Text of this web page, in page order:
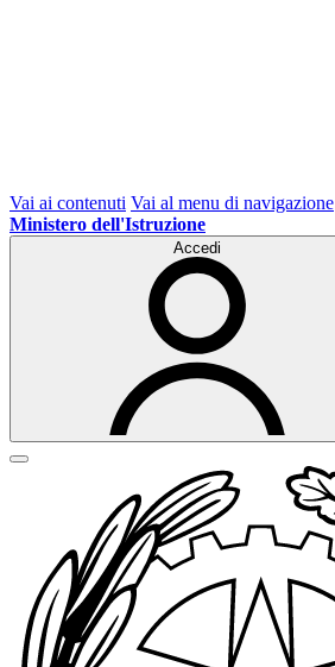
Vai ai contenuti Vai al menu di navigazione
Ministero dell'Istruzione
Accedi